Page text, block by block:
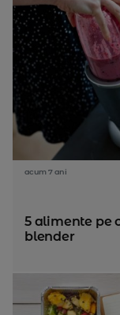
acum 7 ani
5 alimente pe
blender